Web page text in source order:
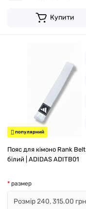
Купити
популярний
Пояс для кімоно Rank Belt |
білий | ADIDAS ADITB01
размер